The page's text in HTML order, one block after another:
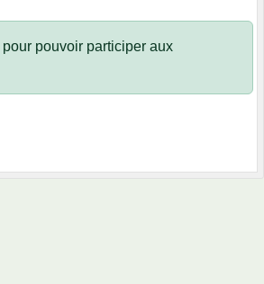
pour pouvoir participer aux